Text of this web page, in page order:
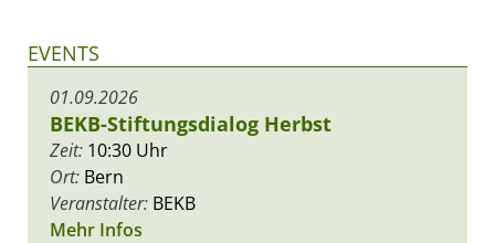
EVENTS
01.09.2026
BEKB-Stiftungsdialog Herbst
Zeit: 10:30 Uhr
Ort: Bern
Veranstalter: BEKB
Mehr Infos